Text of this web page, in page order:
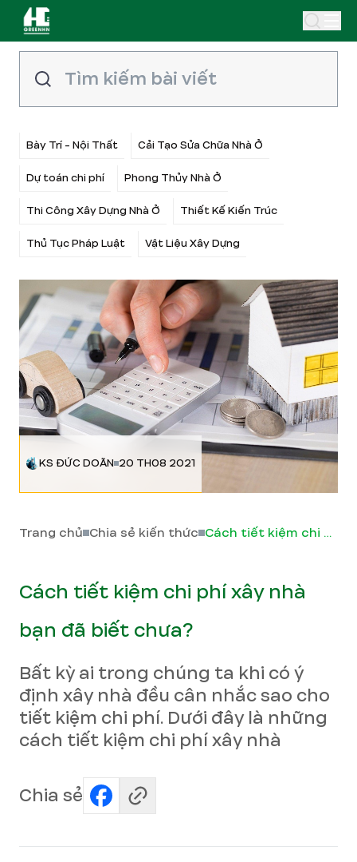
Bày Trí - Nội Thất Cải Tạo Sửa Chữa Nhà Ở
Dự toán chi phí Phong Thủy Nhà Ở
Thi Công Xây Dựng Nhà Ở Thiết Kế Kiến Trúc
Thủ Tục Pháp Luật Vật Liệu Xây Dựng
KS ĐỨC DOÃN 20 TH08 2021
Trang chủ Chia sẻ kiến thức Cách tiết kiệm chi phí xây nhà bạn đã biết chưa?
Cách tiết kiệm chi phí xây nhà
bạn đã biết chưa?
Bất kỳ ai trong chúng ta khi có ý
định xây nhà đều cân nhắc sao cho
tiết kiệm chi phí. Dưới đây là những
cách tiết kiệm chi phí xây nhà
Chia sẻ